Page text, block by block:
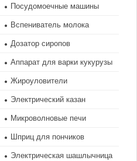
Посудомоечные машины
Вспениватель молока
Дозатор сиропов
Аппарат для варки кукурузы
Жироуловители
Электрический казан
Микроволновые печи
Шприц для пончиков
Электрическая шашлычница